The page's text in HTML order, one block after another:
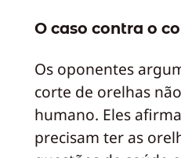
O caso contra o
Os oponentes
corte de orelhas
humano. Eles
precisam ter as